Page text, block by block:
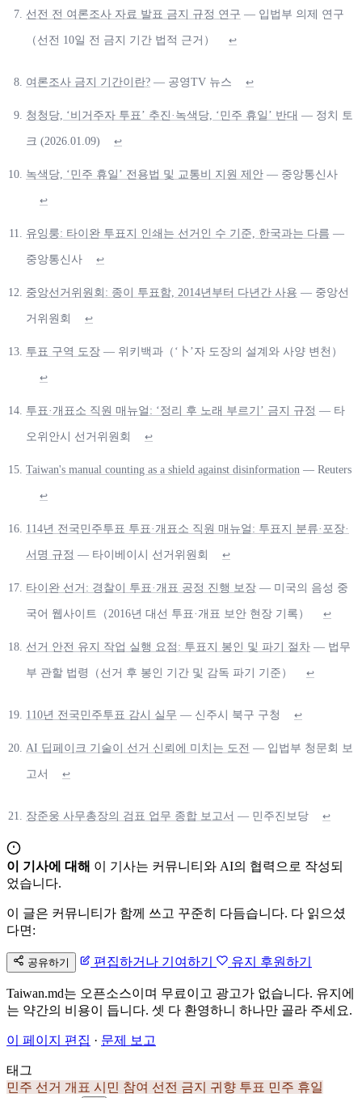
선전 전 여론조사 자료 발표 금지 규정 연구 — 입법부 의제 연구
（선전 10일 전 금지 기간 법적 근거） ↩
여론조사 금지 기간이란? — 공영TV 뉴스 ↩
청청당, ‘비거주자 투표’ 추진·녹색당, ‘민주 휴일’ 반대 — 정치 토
크 (2026.01.09) ↩
녹색당, ‘민주 휴일’ 전용법 및 교통비 지원 제안 — 중앙통신사
↩
유잉룽: 타이완 투표지 인쇄는 선거인 수 기준, 한국과는 다름 —
중앙통신사 ↩
중앙선거위원회: 종이 투표함, 2014년부터 다년간 사용 — 중앙선
거위원회 ↩
투표 구역 도장 — 위키백과（‘卜’자 도장의 설계와 사양 변천）
↩
투표·개표소 직원 매뉴얼: ‘정리 후 노래 부르기’ 금지 규정 — 타
오위안시 선거위원회 ↩
Taiwan's manual counting as a shield against disinformation — Reuters
↩
114년 전국민주투표 투표·개표소 직원 매뉴얼: 투표지 분류·포장·
서명 규정 — 타이베이시 선거위원회 ↩
타이완 선거: 경찰이 투표·개표 공정 진행 보장 — 미국의 음성 중
국어 웹사이트（2016년 대선 투표·개표 보안 현장 기록） ↩
선거 안전 유지 작업 실행 요점: 투표지 봉인 및 파기 절차 — 법무
부 관할 법령（선거 후 봉인 기간 및 감독 파기 기준） ↩
110년 전국민주투표 감시 실무 — 신주시 북구 구청 ↩
AI 딥페이크 기술이 선거 신뢰에 미치는 도전 — 입법부 청문회 보
고서 ↩
장준웅 사무총장의 검표 업무 종합 보고서 — 민주진보당 ↩
이 기사에 대해 이 기사는 커뮤니티와 AI의 협력으로 작성되
었습니다.
이 글은 커뮤니티가 함께 쓰고 꾸준히 다듬습니다. 다 읽으셨
다면:
공유하기 편집하거나 기여하기 유지 후원하기
Taiwan.md는 오픈소스이며 무료이고 광고가 없습니다. 유지에
는 약간의 비용이 듭니다. 셋 다 환영하니 하나만 골라 주세요.
이 페이지 편집 · 문제 보고
태그
민주 선거 개표 시민 참여 선전 금지 귀향 투표 민주 휴일